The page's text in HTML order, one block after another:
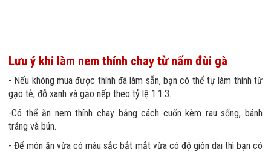
Lưu ý khi làm nem thính chay từ nấm đùi gà
- Nếu không mua được thính đã làm sẵn, bạn có thể tự làm thính từ
gạo tẻ, đỗ xanh và gạo nếp theo tỷ lệ 1:1:3.
-Có thể ăn nem thính chay bằng cách cuốn kèm rau sống, bánh
tráng và bún.
- Để món ăn vừa có màu sắc bắt mắt vừa có độ giòn dai thì bạn có